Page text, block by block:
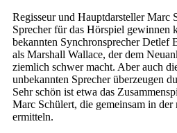
Regisseur und Hauptdarsteller Marc
Sprecher für das Hörspiel gewinnen
bekannten Synchronsprecher Detlef
als Marshall Wallace, der dem
ziemlich schwer macht. Aber auch
unbekannten Sprecher überzeugen
Sehr schön ist etwa das
Marc Schülert, die gemeinsam in der
ermitteln.